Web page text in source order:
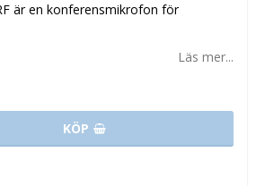
är en konferensmikrofon för
Läs mer...
KÖP